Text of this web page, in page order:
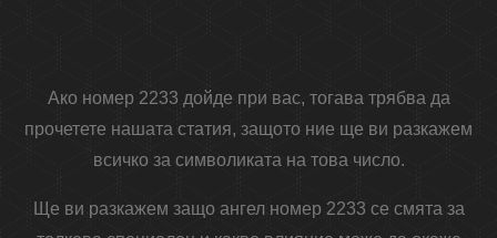
Ако номер 2233 дойде при вас, тогава трябва да
прочетете нашата статия, защото ние ще ви разкажем
всичко за символиката на това число.
Ще ви разкажем защо ангел номер 2233 се смята за